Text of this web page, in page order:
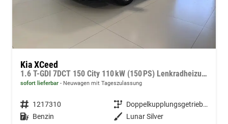
Kia XCeed
1.6 T-GDI 7DCT 150 City 110 kW (150 PS) Lenkradheizung, Sitzheizung, Navigationssystem, Bluetooth, Radio/DAB, Android Auto, Apple CarPlay, Freisprecheinrichtung, Spurhalteassistent, Tempolimitassistent, 16" Leichtmetallfelgen, uvm.
sofort lieferbar Neuwagen mit Tageszulassung
Fahrzeugnummer 1217310 Getriebe
Doppelkupplungsgetriebe (DSG)
Kraftstoff Benzin Außenfarbe Lunar Silver